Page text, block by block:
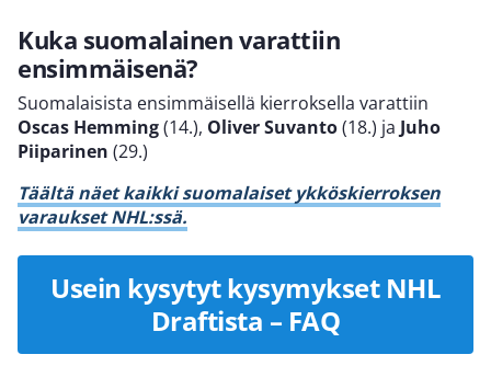
Kuka suomalainen varattiin
ensimmäisenä?
Suomalaisista ensimmäisellä kierroksella varattiin
Oscas Hemming(14.), Oliver Suvanto(18.) ja Juho
Piiparinen (29.)
Täältä näet kaikki suomalaiset ykköskierroksen
varaukset NHL:ssä.
Usein kysytyt kysymykset NHL
Draftista – FAQ